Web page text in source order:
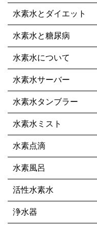
水素水とダイエット
水素水と糖尿病
水素水について
水素水サーバー
水素水タンブラー
水素水ミスト
水素点滴
水素風呂
活性水素水
浄水器